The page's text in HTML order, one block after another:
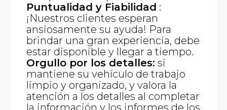
Puntualidad y Fiabilidad :
¡Nuestros clientes esperan
ansiosamente su ayuda! Para
brindar una gran experiencia, debe
estar disponible y llegar a tiempo.
Orgullo por los detalles: si
mantiene su vehículo de trabajo
limpio y organizado, y valora la
atención a los detalles al completar
la información y los informes de los